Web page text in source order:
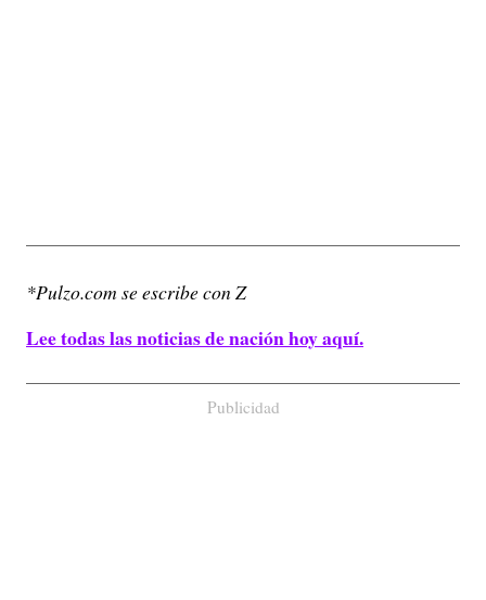
*Pulzo.com se escribe con Z
Lee todas las noticias de nación hoy aquí.
Publicidad